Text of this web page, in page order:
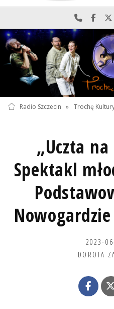
Radio Szczecin » Trochę
„Uczta
Spektakl
Nowogardzie
2023-
DOROTA